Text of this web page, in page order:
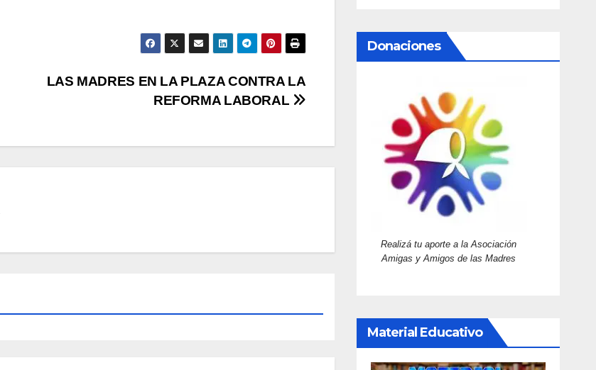
LAS MADRES EN LA PLAZA CONTRA LA
REFORMA LABORAL
Donaciones
Realizá tu aporte a la Asociación
Amigas y Amigos de las Madres
Material Educativo